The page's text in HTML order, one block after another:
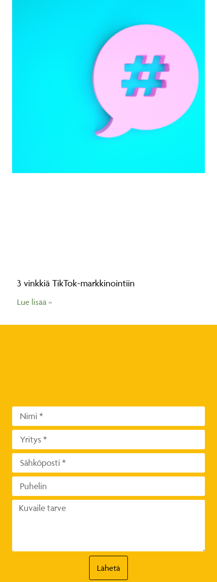
3 vinkkiä TikTok-markkinointiin
Lue lisää »
Lähetä